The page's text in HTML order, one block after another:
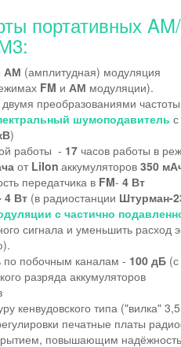
портативных
АМ (амплитудная) модуляция
FM и АМ модуляции).
преобразованиями частоты
шумоподавитель
)
работы - 17 часов работы в
от LiIon аккумуляторов 350
передатчика в FM- 4 Вт
4 Вт (в радиостанции Штурман-
с частично
сигнала и уменьшить
по побочным каналам - 100 дБ
разряда аккумуляторов
кенвудовского типа ("вилка"
печатные платы
повышающим надёжность